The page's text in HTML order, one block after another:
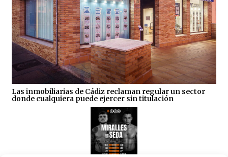
Las inmobiliarias de Cádiz reclaman regular un sector
donde cualquiera puede ejercer sin titulación